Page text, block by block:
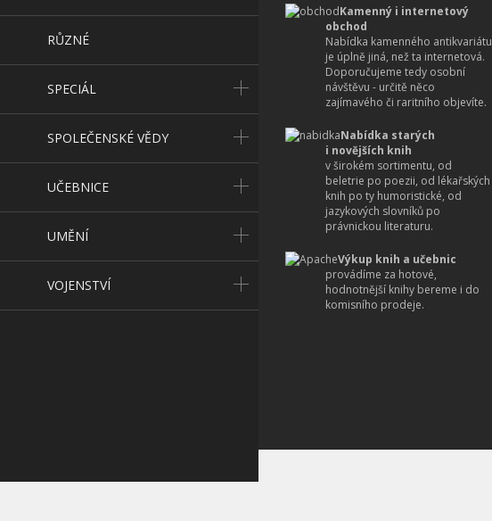
RŮZNÉ
SPECIÁL
SPOLEČENSKÉ VĚDY
UČEBNICE
UMĚNÍ
VOJENSTVÍ
Kamenný i internetový
obchod
Nabídka kamenného antikvariátu
je úplně jiná, než ta internetová.
Doporučujeme tedy osobní
návštěvu - určitě něco
zajímavého či raritního objevíte.
Nabídka starých
i novějších knih
v širokém sortimentu, od
beletrie po poezii, od lékařských
knih po ty humoristické, od
jazykových slovníků po
právnickou literaturu.
Výkup knih a učebnic
provádíme za hotové,
hodnotnější knihy bereme i do
komisního prodeje.